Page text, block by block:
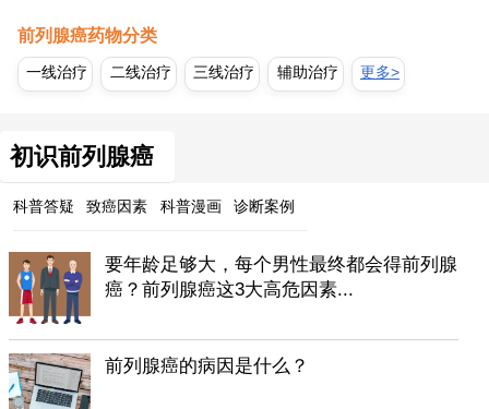
前列腺癌药物分类
一线治疗 二线治疗 三线治疗 辅助治疗 更多>
初识前列腺癌
科普答疑 致癌因素 科普漫画 诊断案例
要年龄足够大，每个男性最终都会得前列腺
癌？前列腺癌这3大高危因素...
前列腺癌的病因是什么？